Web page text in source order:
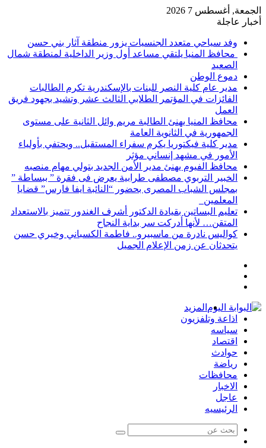
الجمعة, أغسطس 7 2026
أخبار عاجلة
وفد سياحي متعدد الجنسيات يزور منطقة آثار بني حسن
محافظ المنيا يلتقي مساعد أول وزير الداخلية لمنطقة شمال
الصعيد
دموع الوطن
مدير عام كلية النصر للبنات بالإسكندرية تكرم الطالبات
الفائزات في المؤتمر الطلابي الثالث عشر وتشيد بجهود فريق
العمل
محافظ المنيا يهنئ الطالبة مريم وائل الثانية على مستوى
الجمهورية في الثانوية العامة
مدير كلية فيكتوريا يكرم سفراء المستقبل.. ويحتفي بأولياء
الأمور في مشهد إنساني مؤثر
محافظ الفيوم يهنئ مدير الأمن الجديد بتولي مهام منصبه
الخبير التربوي مصطفى طرابية يعرض فى فقرة ” ببساطة ”
بمجلس الشباب المصرى بحضور “النائبة ايفا فارس” قضايا
المعلمين
تعليم البساتين بقيادة الدكتور أشرف الغندور تتميز بالاستعداد
المتقن… لأنها أدركت سر بداية النجاح
كواليس نادرة من ماسبيرو.. فاطمة الكسباني وخيري حسن
يتحدثان عن زمن الإعلام الجميل
المزيد
اذاعة وتلفزيون
سياسه
اقتصاد
حوادث
رياضة
محافظات
الاخبار
عاجل
الرئيسيه
بحث